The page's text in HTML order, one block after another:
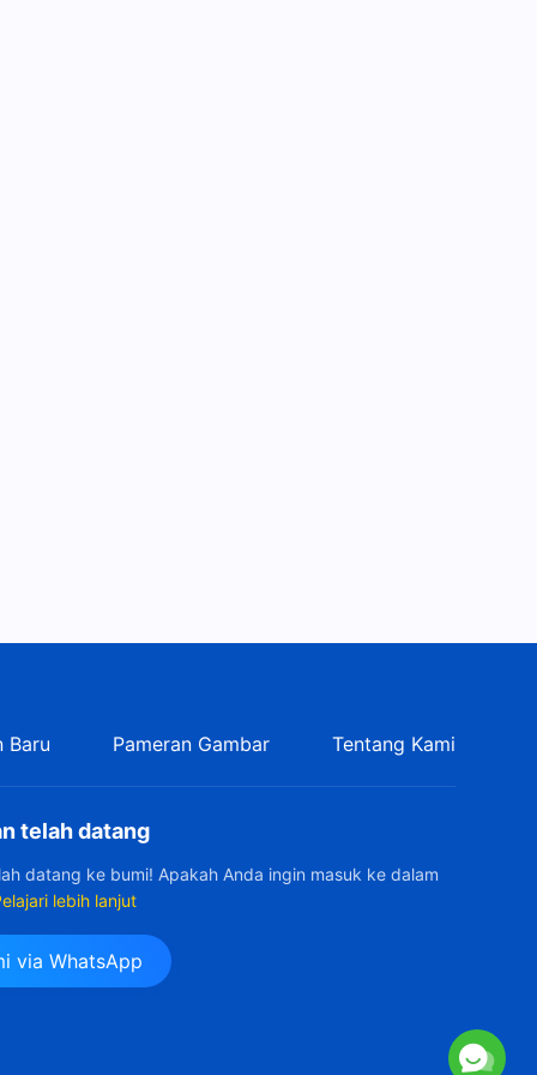
Baru Pameran Gambar Tentang Kami
telah datang
datang ke bumi! Apakah Anda ingin masuk ke dalam
lebih lanjut
via WhatsApp